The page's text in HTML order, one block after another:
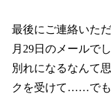
最後にご連絡いた
月29日のメールで
別れになるなんて
クを受けて……でも